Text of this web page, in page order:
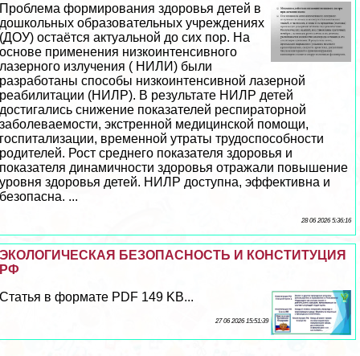
Проблема формирования здоровья детей в
дошкольных образовательных учреждениях
(ДОУ) остаётся актуальной до сих пор. На
основе применения низкоинтенсивного
лазерного излучения ( НИЛИ) были
разработаны способы низкоинтенсивной лазерной
реабилитации (НИЛР). В результате НИЛР детей
достигались снижение показателей респираторной
заболеваемости, экстренной медицинской помощи,
госпитализации, временной утраты трудоспособности
родителей. Рост среднего показателя здоровья и
показателя динамичности здоровья отражали повышение
уровня здоровья детей. НИЛР доступна, эффективна и
безопасна. ...
28 06 2026 5:36:16
ЭКОЛОГИЧЕСКАЯ БЕЗОПАСНОСТЬ И КОНСТИТУЦИЯ
РФ
Статья в формате PDF 149 KB...
27 06 2026 15:51:39